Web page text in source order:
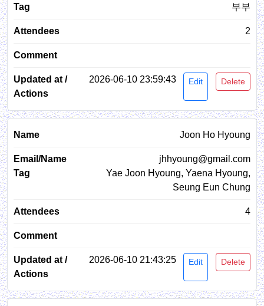
부부
2
2026-06-10 23:59:43 Edit Delete
Joon Ho Hyoung
jhhyoung@gmail.com
Yae Joon Hyoung, Yaena Hyoung,
Seung Eun Chung
4
2026-06-10 21:43:25 Edit Delete